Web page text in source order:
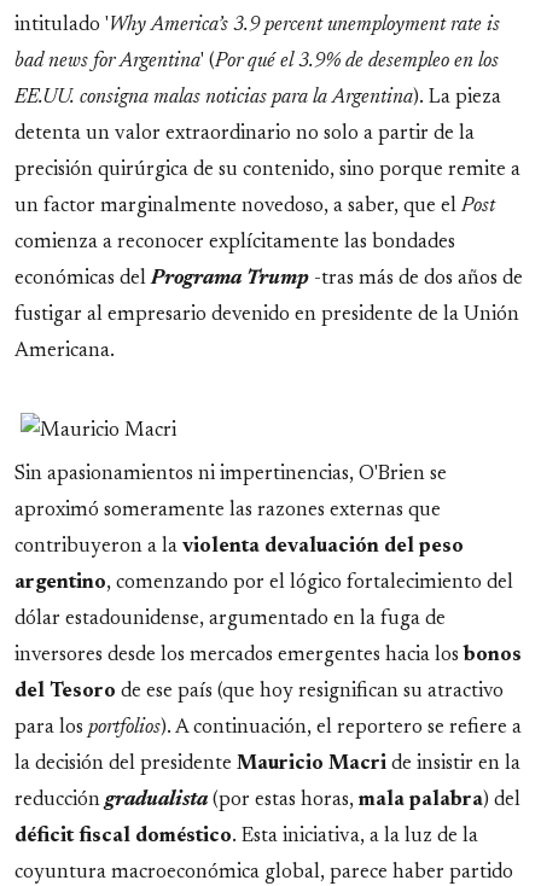
intitulado 'Why America’s 3.9 percent unemployment rate is
bad news for Argentina' (Por qué el 3.9% de desempleo en los
EE.UU. consigna malas noticias para la Argentina). La pieza
detenta un valor extraordinario no solo a partir de la
precisión quirúrgica de su contenido, sino porque remite a
un factor marginalmente novedoso, a saber, que el Post
comienza a reconocer explícitamente las bondades
económicas delPrograma Trump -tras más de dos años de
fustigar al empresario devenido en presidente de la Unión
Americana.
Sin apasionamientos ni impertinencias, O'Brien se
aproximó someramente las razones externas que
contribuyeron a la violenta devaluación del peso
argentino, comenzando por el lógico fortalecimiento del
dólar estadounidense, argumentado en la fuga de
inversores desde los mercados emergentes hacia los bonos
del Tesoro de ese país (que hoy resignifican su atractivo
para los portfolios). A continuación, el reportero se refiere a
la decisión del presidente Mauricio Macri de insistir en la
reducción gradualista (por estas horas, mala palabra) del
déficit fiscal doméstico. Esta iniciativa, a la luz de la
coyuntura macroeconómica global, parece haber partido